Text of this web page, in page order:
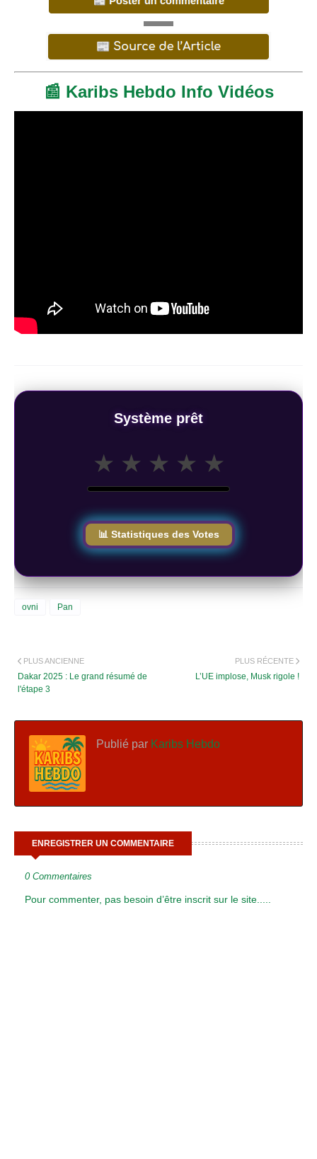
📰 Karibs Hebdo Info Vidéos
Système prêt
★ ★ ★ ★ ★
📊 Statistiques des Votes
ovni Pan
PLUS RÉCENTE
L’UE implose, Musk rigole !
PLUS ANCIENNE
Dakar 2025 : Le grand résumé de
l'étape 3
Publié par Karibs Hebdo
ENREGISTRER UN COMMENTAIRE
0 Commentaires
Pour commenter, pas besoin d’être inscrit sur le site.....